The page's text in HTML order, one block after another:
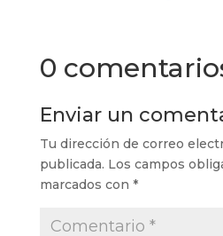
0
Enviar un
Tu dirección de correo
publicada. Los campos
marcados con *